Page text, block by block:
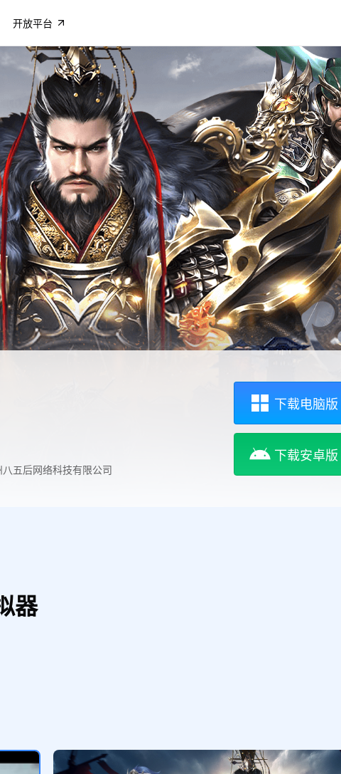
开放平台
五后网络科技有限公司
下载电脑版
下载安卓版
器